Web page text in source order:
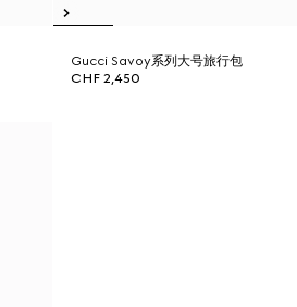
Gucci Savoy系列大号旅行包
CHF 2,450